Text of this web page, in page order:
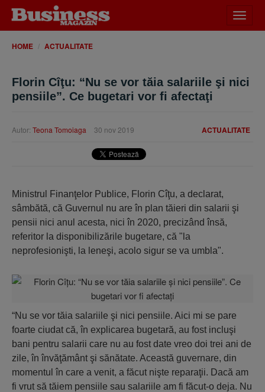
meniu
HOME ACTUALITATE
Florin Cîţu: “Nu se vor tăia salariile şi nici
pensiile”. Ce bugetari vor fi afectaţi
ACTUALITATE
Autor: Teona Tomoiaga 30 nov 2019
Ministrul Finanţelor Publice, Florin Cîţu, a declarat,
sâmbătă, că Guvernul nu are în plan tăieri din salarii şi
pensii nici anul acesta, nici în 2020, precizând însă,
referitor la disponibilizările bugetare, că "la
neprofesionişti, la leneşi, acolo sigur se va umbla".
“Nu se vor tăia salariile şi nici pensiile. Aici mi se pare
foarte ciudat că, în explicarea bugetară, au fost incluşi
bani pentru salarii care nu au fost date vreo doi trei ani de
zile, în învăţământ şi sănătate. Această guvernare, din
momentul în care a venit, a făcut nişte reparaţii. Dacă am
fi vrut să tăiem pensiile sau salariile am fi făcut-o deja. Nu